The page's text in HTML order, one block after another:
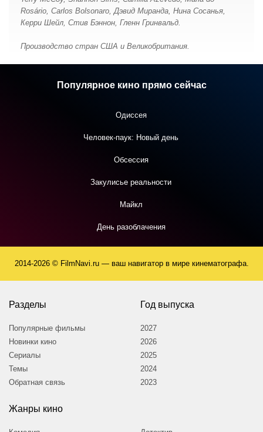
Rosário, Carlos Bolsonaro, Дэвид Миранда, Нина Сосанья,
Керри Шейл, Стив Бэннон, Гленн Гринвальд.
Производство стран США и Великобритания.
Популярное кино прямо сейчас
Одиссея
Человек-паук: Новый день
Обсессия
Закулисье реальности
Майкл
День разоблачения
2014-2026 © FilmNavi.ru — ваш навигатор в мире кинематографа.
Разделы
Популярные фильмы
Новинки кино
Сериалы
Темы
Обратная связь
Год выпуска
2027
2026
2025
2024
2023
Жанры кино